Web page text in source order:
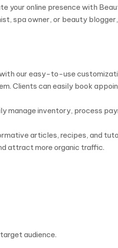
your online presence with
spa owner, or beauty
our easy-to-use
Clients can easily book
manage inventory, process
articles, recipes, and
attract more organic traffic.
audience.